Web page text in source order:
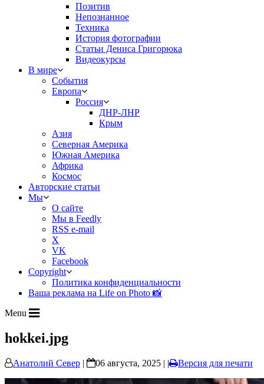
Позитив
Непознанное
Техника
История фотографии
Статьи Дениса Григорюка
Видеокурсы
В мире
События
Европа
Россия
ДНР-ЛНР
Крым
Азия
Северная Америка
Южная Америка
Африка
Космос
Авторские статьи
Мы
О сайте
Мы в Feedly
RSS e-mail
X
VK
Facebook
Copyright
Политика конфиденциальности
Ваша реклама на Life on Photo 📸
Menu
hokkei.jpg
Анатолий Север | 06 августа, 2025 | | Версия для печати